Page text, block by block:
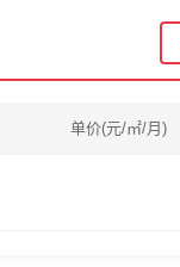
单价(元/㎡/月)